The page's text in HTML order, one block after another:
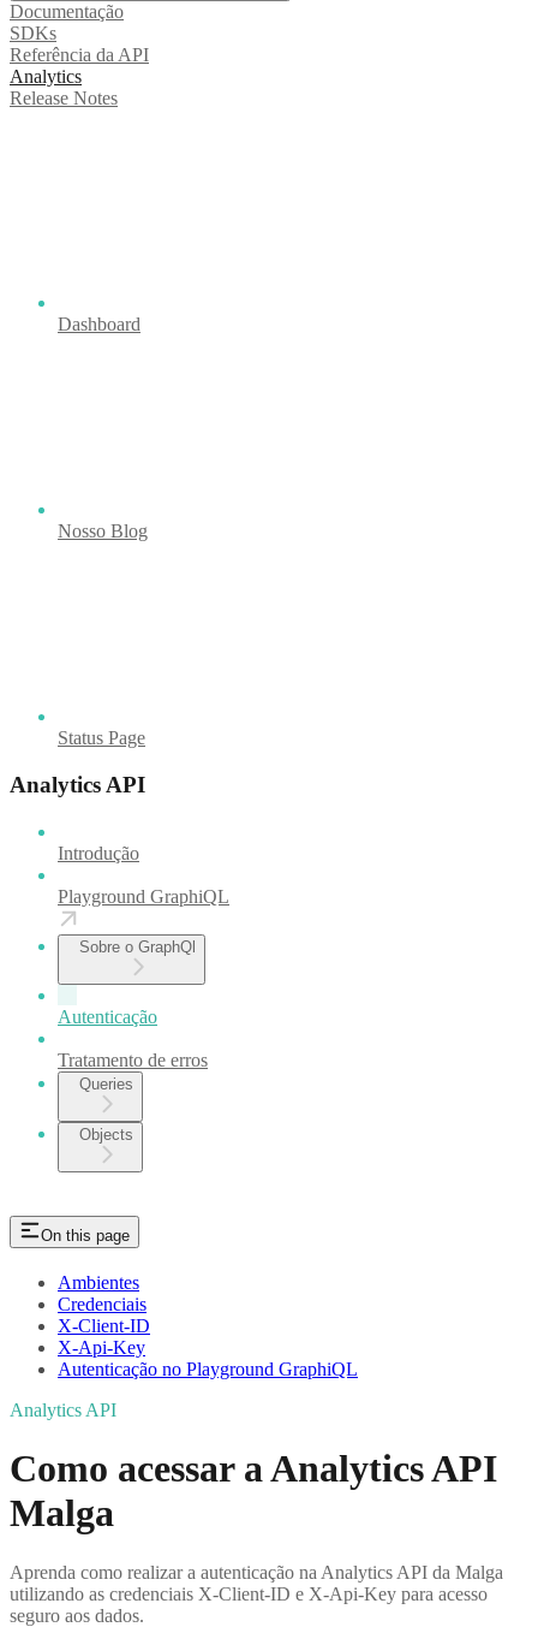
Documentação
SDKs
Referência da API
Analytics
Release Notes
Dashboard
Nosso Blog
Status Page
Analytics API
Introdução
Playground GraphiQL
Sobre o GraphQl
Autenticação
Tratamento de erros
Queries
Objects
On this page
Ambientes
Credenciais
X-Client-ID
X-Api-Key
Autenticação no Playground GraphiQL
Analytics API
Como acessar a Analytics API
Malga
Aprenda como realizar a autenticação na Analytics API da Malga
utilizando as credenciais X-Client-ID e X-Api-Key para acesso
seguro aos dados.